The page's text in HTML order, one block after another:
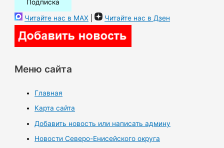
Читайте нас в MAX | Читайте нас в Дзен
Меню сайта
Главная
Карта сайта
Добавить новость или написать админу
Новости Северо-Енисейского округа